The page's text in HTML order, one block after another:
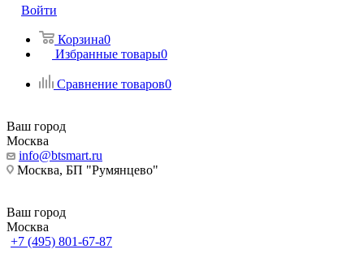
Войти
Корзина0
Избранные товары0
Сравнение товаров0
Ваш город
Москва
info@btsmart.ru
Москва, БП "Румянцево"
Ваш город
Москва
+7 (495) 801-67-87